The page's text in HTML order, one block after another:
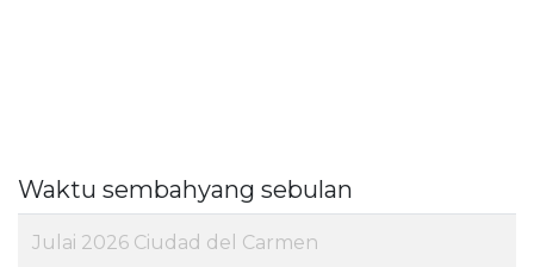
Waktu sembahyang sebulan
Julai 2026 Ciudad del Carmen